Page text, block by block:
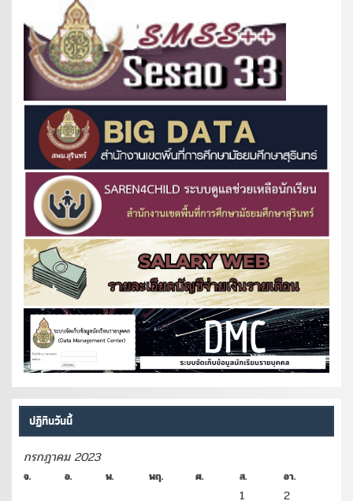
ปฏิทินวันนี้
กรกฎาคม 2023
จ. อ. พ. พฤ. ศ. ส. อา.
1
2